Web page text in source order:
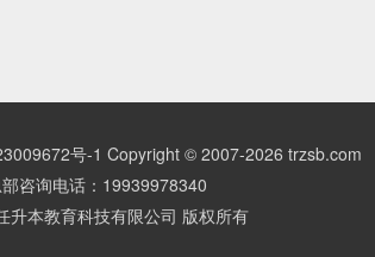
号-1 Copyright © 2007-2026 trzsb.com
咨询电话：19939978340
升本教育科技有限公司 版权所有